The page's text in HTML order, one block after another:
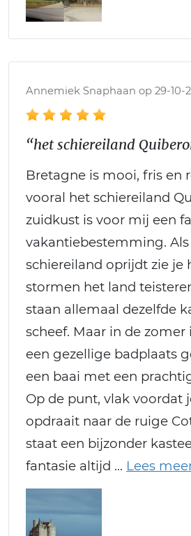
Annemiek Snaphaan op 29-10-
“het schiereiland
Bretagne is mooi, fris en
vooral het schiereiland
zuidkust is voor mij een
vakantiebestemming.
schiereiland oprijdt zie je
stormen het land
staan allemaal dezelfde
scheef. Maar in de zomer
een gezellige badplaats
een baai met een
Op de punt, vlak voordat
opdraait naar de ruige
staat een bijzonder
fantasie altijd